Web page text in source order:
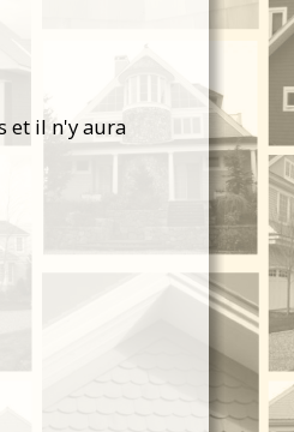
et il n'y aura